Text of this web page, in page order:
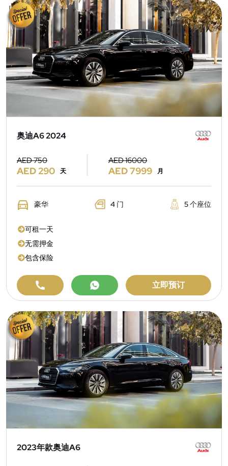
奥迪A6 2024
AED 750
AED 290 天
AED 16000
AED 7999 月
豪华 4 门 5 个座位
可租一天
无需押金
包含保险
立即预订
2023年款奥迪A6